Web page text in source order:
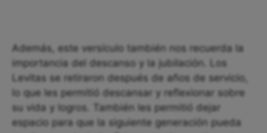
Además, este versículo también nos recuerda la
importancia del descanso y la jubilación. Los
Levitas se retiraron después de años de servicio,
lo que les permitió descansar y reflexionar sobre
su vida y logros. También les permitió dejar
espacio para que la siguiente generación pueda